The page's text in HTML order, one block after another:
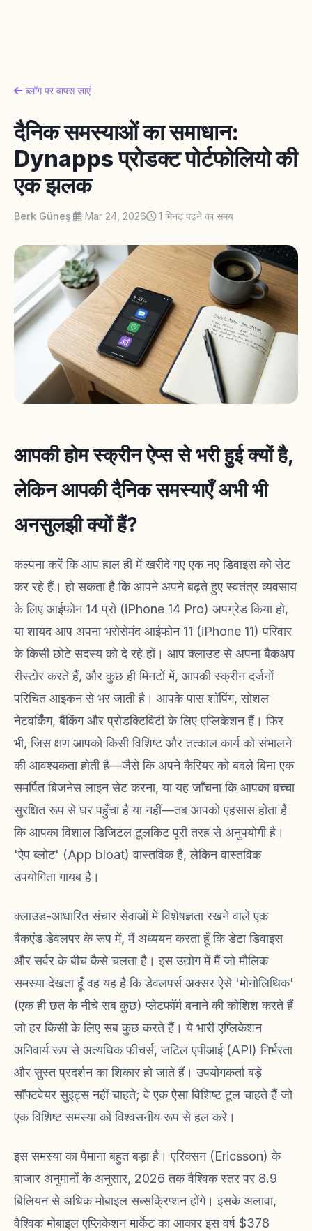
ब्लॉग पर वापस जाएं
दैनिक समस्याओं का समाधान:
Dynapps प्रोडक्ट पोर्टफोलियो की
एक झलक
Berk Güneş· Mar 24, 2026 1 मिनट पढ़ने का समय
आपकी होम स्क्रीन ऐप्स से भरी हुई क्यों है,
लेकिन आपकी दैनिक समस्याएँ अभी भी
अनसुलझी क्यों हैं?
कल्पना करें कि आप हाल ही में खरीदे गए एक नए डिवाइस को सेट
कर रहे हैं। हो सकता है कि आपने अपने बढ़ते हुए स्वतंत्र व्यवसाय
के लिए आईफोन 14 प्रो (iPhone 14 Pro) अपग्रेड किया हो,
या शायद आप अपना भरोसेमंद आईफोन 11 (iPhone 11) परिवार
के किसी छोटे सदस्य को दे रहे हों। आप क्लाउड से अपना बैकअप
रीस्टोर करते हैं, और कुछ ही मिनटों में, आपकी स्क्रीन दर्जनों
परिचित आइकन से भर जाती है। आपके पास शॉपिंग, सोशल
नेटवर्किंग, बैंकिंग और प्रोडक्टिविटी के लिए एप्लिकेशन हैं। फिर
भी, जिस क्षण आपको किसी विशिष्ट और तत्काल कार्य को संभालने
की आवश्यकता होती है—जैसे कि अपने कैरियर को बदले बिना एक
समर्पित बिजनेस लाइन सेट करना, या यह जाँचना कि आपका बच्चा
सुरक्षित रूप से घर पहुँचा है या नहीं—तब आपको एहसास होता है
कि आपका विशाल डिजिटल टूलकिट पूरी तरह से अनुपयोगी है।
'ऐप ब्लोट' (App bloat) वास्तविक है, लेकिन वास्तविक
उपयोगिता गायब है।
क्लाउड-आधारित संचार सेवाओं में विशेषज्ञता रखने वाले एक
बैकएंड डेवलपर के रूप में, मैं अध्ययन करता हूँ कि डेटा डिवाइस
और सर्वर के बीच कैसे चलता है। इस उद्योग में मैं जो मौलिक
समस्या देखता हूँ वह यह है कि डेवलपर्स अक्सर ऐसे 'मोनोलिथिक'
(एक ही छत के नीचे सब कुछ) प्लेटफॉर्म बनाने की कोशिश करते हैं
जो हर किसी के लिए सब कुछ करते हैं। ये भारी एप्लिकेशन
अनिवार्य रूप से अत्यधिक फीचर्स, जटिल एपीआई (API) निर्भरता
और सुस्त प्रदर्शन का शिकार हो जाते हैं। उपयोगकर्ता बड़े
सॉफ्टवेयर सुइट्स नहीं चाहते; वे एक ऐसा विशिष्ट टूल चाहते हैं जो
एक विशिष्ट समस्या को विश्वसनीय रूप से हल करे।
इस समस्या का पैमाना बहुत बड़ा है। एरिक्सन (Ericsson) के
बाजार अनुमानों के अनुसार, 2026 तक वैश्विक स्तर पर 8.9
बिलियन से अधिक मोबाइल सब्सक्रिप्शन होंगे। इसके अलावा,
वैश्विक मोबाइल एप्लिकेशन मार्केट का आकार इस वर्ष $378